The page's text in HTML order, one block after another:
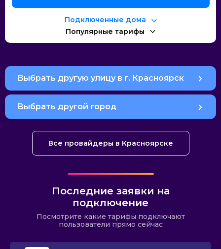
Подключенные дома
Популярные тарифы
Выбрать другую улицу в г. Красноярск
Выбрать другой город
Все провайдеры в Красноярске
Последние заявки на
подключение
Посмотрите какие тарифы подключают
пользователи прямо сейчас